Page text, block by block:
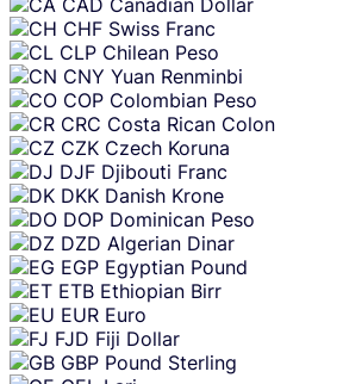
CAD Canadian Dollar
CHF Swiss Franc
CLP Chilean Peso
CNY Yuan Renminbi
COP Colombian Peso
CRC Costa Rican Colon
CZK Czech Koruna
DJF Djibouti Franc
DKK Danish Krone
DOP Dominican Peso
DZD Algerian Dinar
EGP Egyptian Pound
ETB Ethiopian Birr
EUR Euro
FJD Fiji Dollar
GBP Pound Sterling